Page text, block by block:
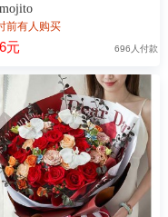
前有人购买
元 696人付款